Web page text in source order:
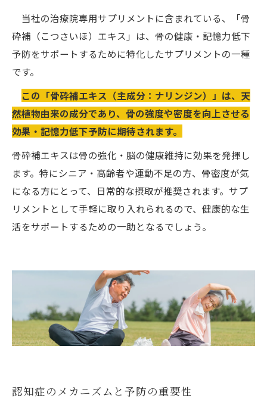
漫画特集
役立つ情報をYouTubeでご紹介
当社の治療院専用サプリメントに含まれている、「骨
砕補（こつさいほ）エキス」は、骨の健康・記憶力低下
予防をサポートするために特化したサプリメントの一種
です。
この「骨砕補エキス（主成分：ナリンジン）」は、天
然植物由来の成分であり、骨の強度や密度を向上させる
効果・記憶力低下予防に期待されます。
骨砕補エキスは骨の強化・脳の健康維持に効果を発揮し
ます。特にシニア・高齢者や運動不足の方、骨密度が気
になる方にとって、日常的な摂取が推奨されます。サプ
リメントとして手軽に取り入れられるので、健康的な生
活をサポートするための一助となるでしょう。
認知症のメカニズムと予防の重要性